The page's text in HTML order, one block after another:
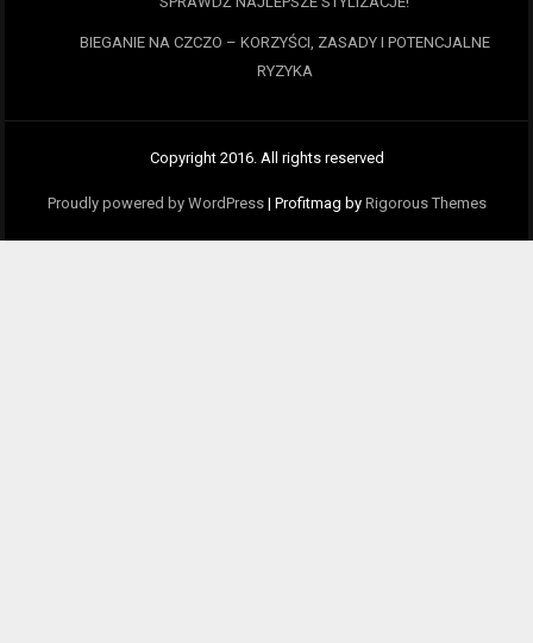
BIEGANIE NA CZCZO – KORZYŚCI, ZASADY I POTENCJALNE
RYZYKA
Copyright 2016. All rights reserved
Proudly powered by WordPress | Profitmag by Rigorous Themes